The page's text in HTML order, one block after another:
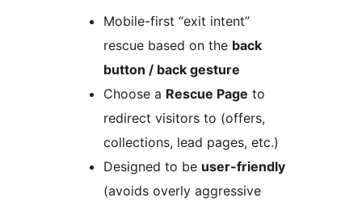
Mobile-first “exit intent”
rescue based on the back
button / back gesture
Choose a Rescue Page to
redirect visitors to (offers,
collections, lead pages, etc.)
Designed to be user-friendly
(avoids overly aggressive